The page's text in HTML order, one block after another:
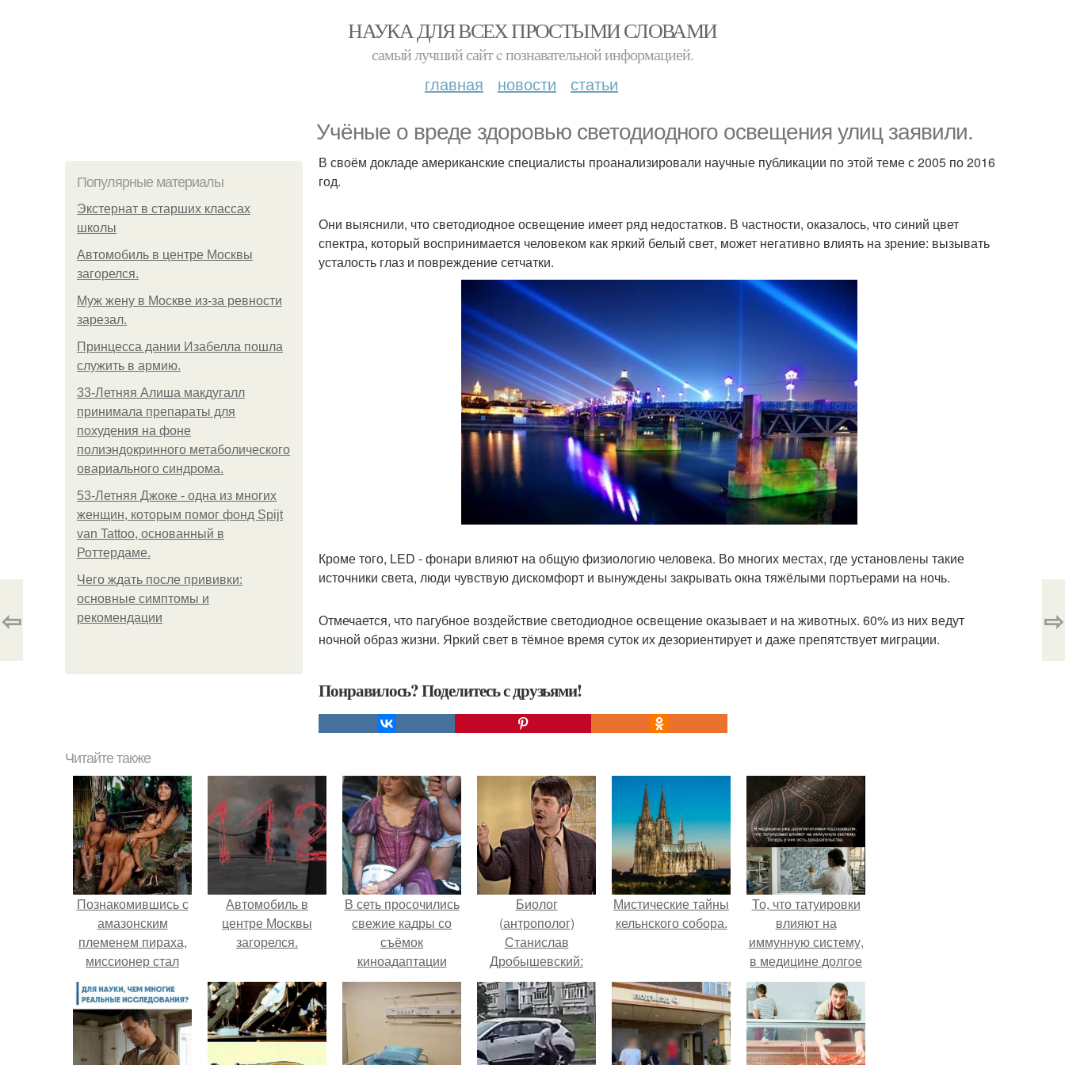
НАУКА ДЛЯ ВСЕХ ПРОСТЫМИ СЛОВАМИ
самый лучший сайт c познавательной информацией.
главная новости статьи
Учёные о вреде здоровью светодиодного освещения улиц заявили.
Популярные материалы
Экстернат в старших классах
школы
Автомобиль в центре Москвы
загорелся.
Mуж жену в Москве из-за ревности
зарезал.
Принцесса дании Изабелла пошла
служить в армию.
33-Летняя Алиша макдугалл
принимала препараты для
похудения на фоне
полиэндокринного метаболического
овариального синдрома.
53-Летняя Джоке - одна из многих
женщин, которым помог фонд Spijt
van Tattoo, основанный в
Роттердаме.
Чего ждать после прививки:
основные симптомы и
рекомендации
В своём докладе американские специалисты проанализировали научные публикации по этой теме с 2005 по 2016
год.
Они выяснили, что светодиодное освещение имеет ряд недостатков. В частности, оказалось, что синий цвет
спектра, который воспринимается человеком как яркий белый свет, может негативно влиять на зрение: вызывать
усталость глаз и повреждение сетчатки.
Кроме того, LED - фонари влияют на общую физиологию человека. Во многих местах, где установлены такие
источники света, люди чувствую дискомфорт и вынуждены закрывать окна тяжёлыми портьерами на ночь.
Отмечается, что пагубное воздействие светодиодное освещение оказывает и на животных. 60% из них ведут
ночной образ жизни. Яркий свет в тёмное время суток их дезориентирует и даже препятствует миграции.
Понравилось? Поделитесь с друзьями!
⇦ ⇨
Читайте также
Познакомившись с
амазонским
племенем пираха,
миссионер стал
Автомобиль в
центре Москвы
загорелся.
В сеть просочились
свежие кадры со
съёмок
киноадаптации
"Рапунцель", и всё
внимание
моментально
приковано к Тиган
Биолог
(антрополог)
Станислав
Дробышевский:
"Гомосексуализм -
это Просто Глюк".
Мистические тайны
кельнского собора.
То, что татуировки
влияют на
иммунную систему,
в медицине долгое
время
рассматривалось
лишь как гипотеза.